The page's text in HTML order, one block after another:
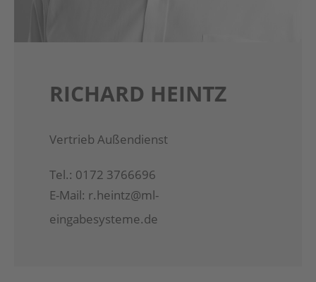
RICHARD HEINTZ
Vertrieb Außendienst
Tel.: 0172 3766696
E-Mail: r.heintz@ml-
eingabesysteme.de